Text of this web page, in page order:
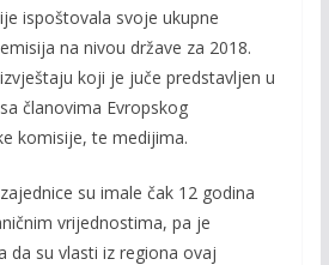
ispoštovala svoje ukupne
na nivou države za 2018.
koji je juče predstavljen u
članovima Evropskog
komisije, te medijima.
su imale čak 12 godina
vrijednostima, pa je
da su vlasti iz regiona ovaj